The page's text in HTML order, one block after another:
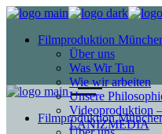
Filmproduktion
Über uns
Was Wir Tun
Wie wir arbeiten
Unsere
Videoproduktion
LANIZMEDIA
Filmproduktion